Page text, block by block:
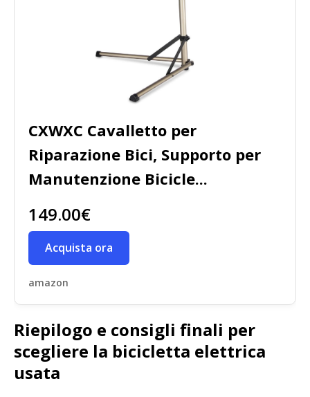
CXWXC Cavalletto per
Riparazione Bici, Supporto per
Manutenzione Bicicle...
149.00€
Acquista ora
amazon
Riepilogo e consigli finali per
scegliere la bicicletta elettrica
usata